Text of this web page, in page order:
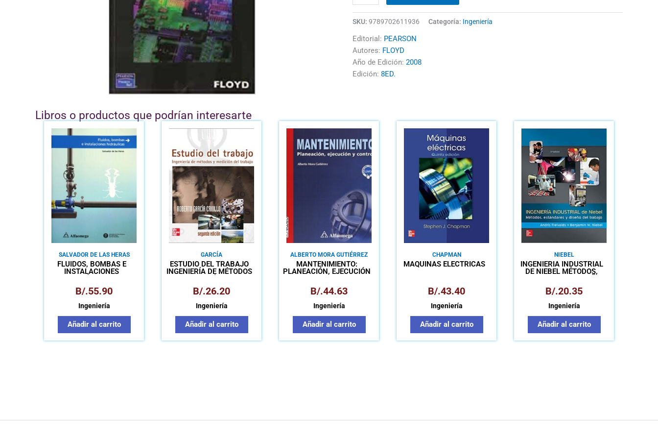
SKU: 9789702611936 Categoría: Ingeniería
Editorial: PEARSON
Autores: FLOYD
Año de Edición: 2008
Edición: 8ED.
Libros o productos que podrían interesarte
SALVADOR DE LAS HERAS
FLUÍDOS, BOMBAS E
INSTALACIONES
B/.55.90
Ingeniería
Añadir al carrito
GARCÍA
ESTUDIO DEL TRABAJO
INGENIERÍA DE MÉTODOS
TRABAJO
B/.26.20
Ingeniería
Añadir al carrito
ALBERTO MORA GUTIÉRREZ
MANTENIMIENTO:
PLANEACIÓN, EJECUCIÓN
B/.44.63
Ingeniería
Añadir al carrito
CHAPMAN
MÁQUINAS ELÉCTRICAS
B/.43.40
Ingeniería
Añadir al carrito
NIEBEL
INGENIERÍA INDUSTRIAL
DE NIEBEL MÉTODOS,
DEL TRABAJO
B/.20.35
Ingeniería
Añadir al carrito